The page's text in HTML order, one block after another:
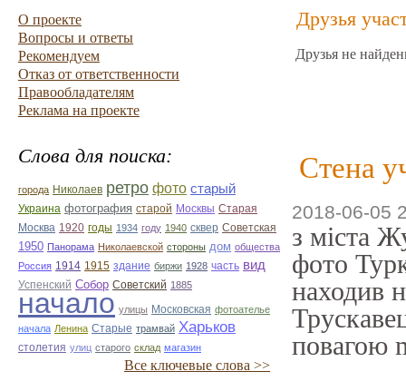
О проекте
Вопросы и ответы
Рекомендуем
Отказ от ответственности
Правообладателям
Реклама на проекте
Слова для поиска:
города Николаев ретро фото старый
Украина фотография старой Москвы Старая
Москва 1920 годы 1934 году 1940 сквер Советская
1950 Панорама Николаевской стороны дом общества
Россия 1914 1915 здание биржи 1928 часть вид
Успенский Собор Советский 1885
начало улицы Московская фотоателье
начала Ленина Старые трамвай Харьков
столетия улиц старого склад магазин
Все ключевые слова >>
Друзья
Друзья не
Стена
2018-06-05
з міста
фото
находив
повагою